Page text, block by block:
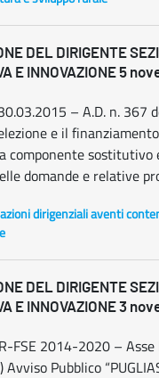
DEL DIRIGENTE
E INNOVAZIONE 5
– A.D. n. 367
e il
componente
domande e relative
dirigenziali aventi
DEL DIRIGENTE
E INNOVAZIONE 3
FSE 2014-2020 –
Pubblico